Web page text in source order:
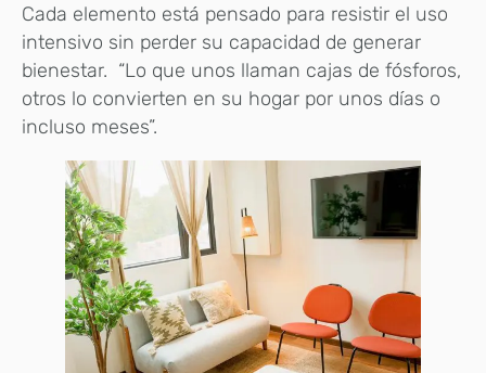
Cada elemento está pensado para resistir el uso
intensivo sin perder su capacidad de generar
bienestar. “Lo que unos llaman cajas de fósforos,
otros lo convierten en su hogar por unos días o
incluso meses”.